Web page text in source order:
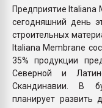
Предприятие Italiana
сегодняшний день
строительных
Italiana Membrane
35% продукции
Северной и
Скандинавии. В
планирует развить